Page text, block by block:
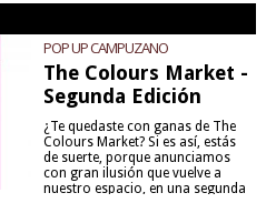
POP UP CAMPUZANO
The Colours Market -
Segunda Edición
¿Te quedaste con ganas de The
Colours Market? Si es así, estás
de suerte, porque anunciamos
con gran ilusión que vuelve a
nuestro espacio, en una segunda